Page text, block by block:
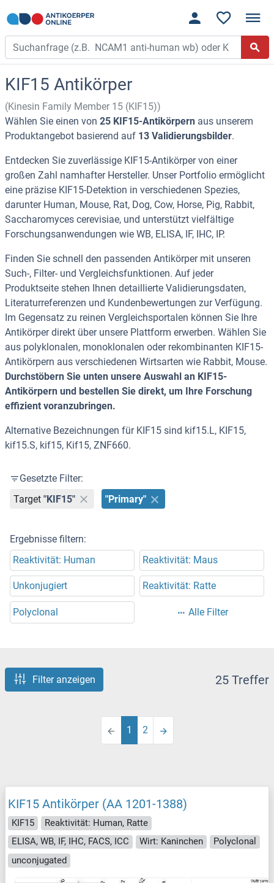
KIF15 Antikörper
(Kinesin Family Member 15 (KIF15))
Wählen Sie einen von 25 KIF15-Antikörpern aus unserem
Produktangebot basierend auf 13 Validierungsbilder.
Entdecken Sie zuverlässige KIF15-Antikörper von einer
großen Zahl namhafter Hersteller. Unser Portfolio ermöglicht
eine präzise KIF15-Detektion in verschiedenen Spezies,
darunter Human, Mouse, Rat, Dog, Cow, Horse, Pig, Rabbit,
Saccharomyces cerevisiae, und unterstützt vielfältige
Forschungsanwendungen wie WB, ELISA, IF, IHC, IP.
Finden Sie schnell den passenden Antikörper mit unseren
Such-, Filter- und Vergleichsfunktionen. Auf jeder
Produktseite stehen Ihnen detaillierte Validierungsdaten,
Literaturreferenzen und Kundenbewertungen zur Verfügung.
Im Gegensatz zu reinen Vergleichsportalen können Sie Ihre
Antikörper direkt über unsere Plattform erwerben. Wählen Sie
aus polyklonalen, monoklonalen oder rekombinanten KIF15-
Antikörpern aus verschiedenen Wirtsarten wie Rabbit, Mouse.
Durchstöbern Sie unten unsere Auswahl an KIF15-
Antikörpern und bestellen Sie direkt, um Ihre Forschung
effizient voranzubringen.
Alternative Bezeichnungen für KIF15 sind kif15.L, KIF15,
kif15.S, kif15, Kif15, ZNF660.
Gesetzte Filter:
Target "KIF15" "Primary"
Ergebnisse filtern:
Reaktivität: Human
Reaktivität: Maus
Unkonjugiert Reaktivität: Ratte
Polyclonal Alle Filter
Filter anzeigen 25 Treffer
1 2
KIF15 Antikörper (AA 1201-1388)
KIF15
Reaktivität: Human, Ratte
ELISA, WB, IF, IHC, FACS, ICC
Wirt: Kaninchen
Polyclonal
unconjugated